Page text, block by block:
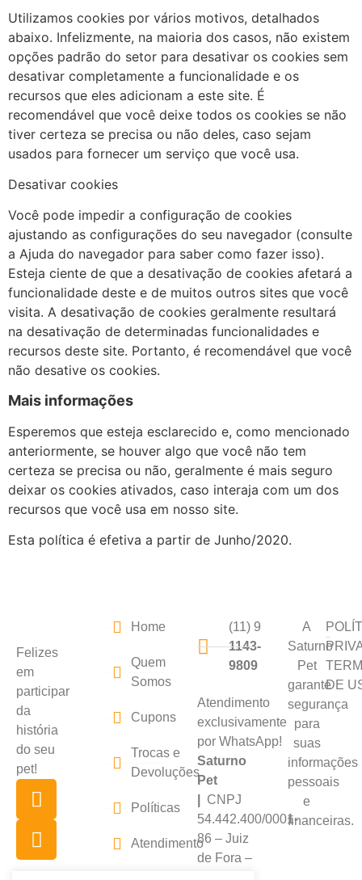
Utilizamos cookies por vários motivos, detalhados
abaixo. Infelizmente, na maioria dos casos, não existem
opções padrão do setor para desativar os cookies sem
desativar completamente a funcionalidade e os
recursos que eles adicionam a este site. É
recomendável que você deixe todos os cookies se não
tiver certeza se precisa ou não deles, caso sejam
usados ​​para fornecer um serviço que você usa.
​Desativar cookies
Você pode impedir a configuração de cookies
ajustando as configurações do seu navegador (consulte
a Ajuda do navegador para saber como fazer isso).
Esteja ciente de que a desativação de cookies afetará a
funcionalidade deste e de muitos outros sites que você
visita. A desativação de cookies geralmente resultará
na desativação de determinadas funcionalidades e
recursos deste site. Portanto, é recomendável que você
não desative os cookies.
Mais informações
Esperemos que esteja esclarecido e, como mencionado
anteriormente, se houver algo que você não tem
certeza se precisa ou não, geralmente é mais seguro
deixar os cookies ativados, caso interaja com um dos
recursos que você usa em nosso site.
​Esta política é efetiva a partir de Junho/2020.
Felizes
em
participar
da
história
do seu
pet!
Home
Quem
Somos
Cupons
Trocas e
Devoluções
Políticas
Atendimento
(11) 9
1143-
9809
Atendimento
exclusivamente
por WhatsApp!
Saturno
Pet
CNPJ
54.442.400/0001-
86 – Juiz
de Fora –
A
Saturno
Pet
garante
segurança
para
suas
informações
pessoais
e
financeiras.
DE